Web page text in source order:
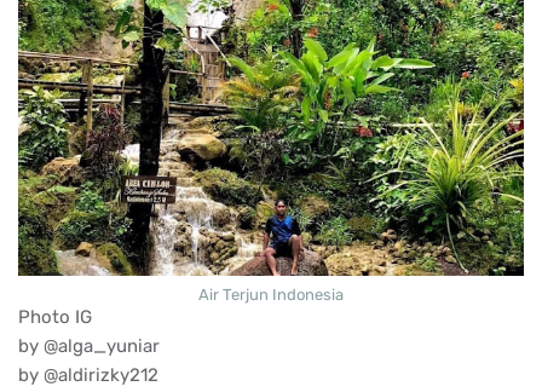
Air Terjun Indonesia
Photo IG
by @alga_yuniar
by @aldirizky212